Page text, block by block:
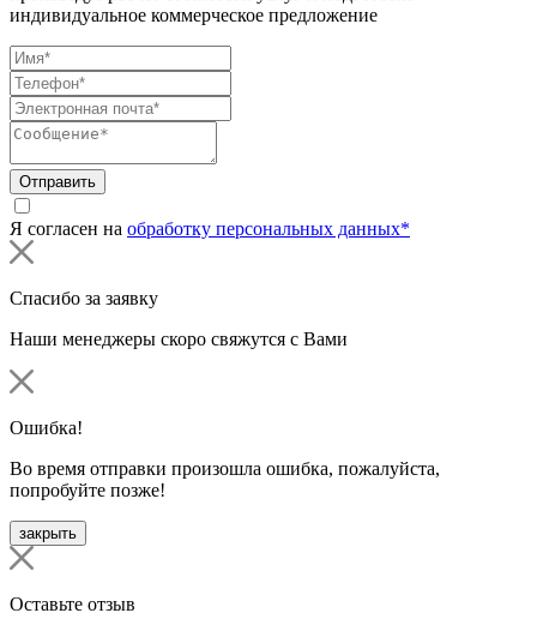
индивидуальное коммерческое предложение
Отправить
Я согласен на обработку персональных данных*
Спасибо за заявку
Наши менеджеры скоро свяжутся с Вами
Ошибка!
Во время отправки произошла ошибка, пожалуйста,
попробуйте позже!
закрыть
Оставьте отзыв